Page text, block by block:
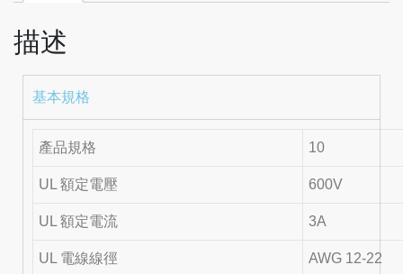
描述
基本規格
產品規格 10
UL 額定電壓 600V
UL 額定電流 3A
UL 電線線徑 AWG 12-22